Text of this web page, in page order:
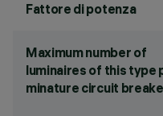
Fattore di potenza
Maximum number of
luminaires of this type
minature circuit